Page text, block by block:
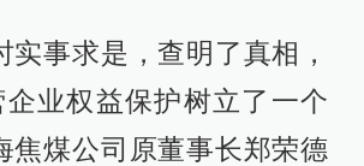
实事求是，查明了真相，
业权益保护树立了一个
焦煤公司原董事长郑荣德